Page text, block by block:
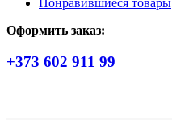
Понравившиеся товары
Оформить заказ:
+373 602 911 99